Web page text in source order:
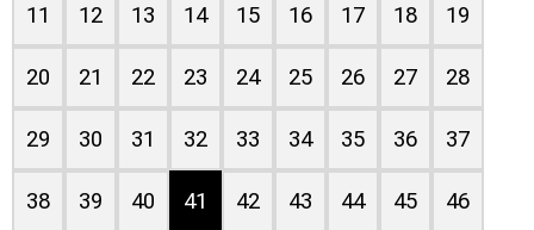
11 12 13 14 15 16 17 18 19
20 21 22 23 24 25 26 27 28
29 30 31 32 33 34 35 36 37
38 39 40 41 42 43 44 45 46